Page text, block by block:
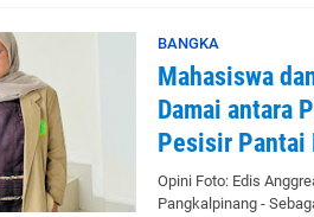
BANGKA
Mahasiswa
Damai antara
Pesisir Pantai
Opini Foto: Edis
Pangkalpinang -